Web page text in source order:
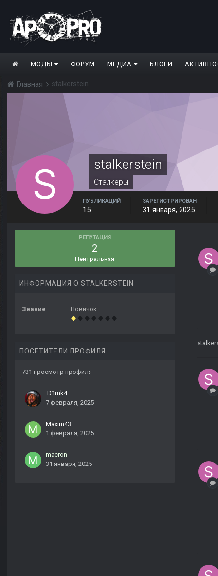
МОДЫ ФОРУМ МЕДИА БЛОГИ
Главная stalkerstein
stalkerstein
Сталкеры
ПУБЛИКАЦИЙ
15
ЗАРЕГИСТРИРОВАН
31 января, 2025
РЕПУТАЦИЯ
2
Нейтральная
ИНФОРМАЦИЯ О STALKERSTEIN
Звание Новичок
ПОСЕТИТЕЛИ ПРОФИЛЯ
731 просмотр профиля
.D1mk4.
7 февраля, 2025
Maxim43
1 февраля, 2025
macron
31 января, 2025